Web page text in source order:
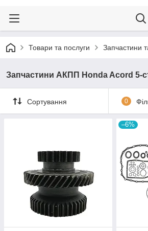
Товари та послуги Запчастини
Запчастини АКПП Honda Acord 5-
Сортування 0
–6%